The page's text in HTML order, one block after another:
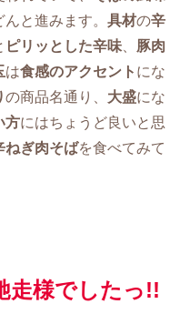
と進みます。 具材の辛
ピリッとした辛味
豚肉
は食感のアクセント にな
の商品名通り、 大盛にな
方にはちょうど良いと思
ねぎ肉そばを食べてみて
走様でしたっ!!